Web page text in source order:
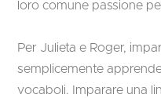
loro comune passione
Per Julieta e Roger,
semplicemente
vocaboli. Imparare una